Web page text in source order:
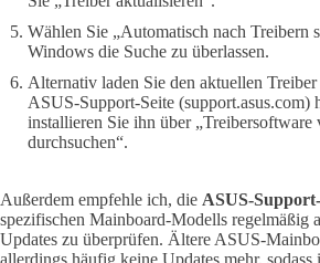
Wählen Sie „Automatisch nach Treibern
Windows die Suche zu überlassen.
Alternativ laden Sie den aktuellen
ASUS-Support-Seite (support.asus.com)
installieren Sie ihn über „Treibersoftware
durchsuchen“.
Außerdem empfehle ich, die ASUS-
spezifischen Mainboard-Modells regelmäßig
Updates zu überprüfen. Ältere ASUS-
allerdings häufig keine Updates mehr, sodass